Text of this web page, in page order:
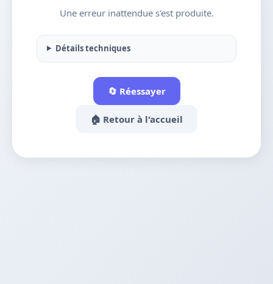
Une erreur inattendue s'est produite.
Détails techniques
🔄 Réessayer
🏠 Retour à l'accueil